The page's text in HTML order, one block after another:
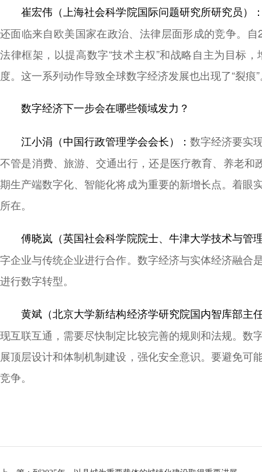
崔宏伟（上海社会科学院国际问题研究所研究员）
还面临来自欧美国家在政治、法律层面形成的竞争。
法律框架，以提高数字“技术主权”和战略自主为目标
度。这一系列动作导致全球数字经济发展也出现了“裂痕
数字经济下一步会在哪些领域发力？
江小涓（中国行政管理学会会长）： 数字经济要实
不管是消费、旅游、交通出行，还是医疗教育、养老和
期生产端数字化、智能化将成为重要的新增长点。着眼
所在。
傅晓岚（英国社会科学院院士、牛津大学技术与管
字企业与传统企业进行合作。数字经济与实体经济融合
进行数字转型。
黄斌（北京大学新结构经济学研究院国内智库部主
现互联互通，需要尽快制定比较完善的规则和法规。数
展顶层设计和体制机制建设，强化安全意识。要避免
竞争。